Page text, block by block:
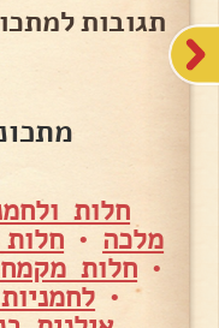
תגובות
חלות
מלכה •
• חלות
•